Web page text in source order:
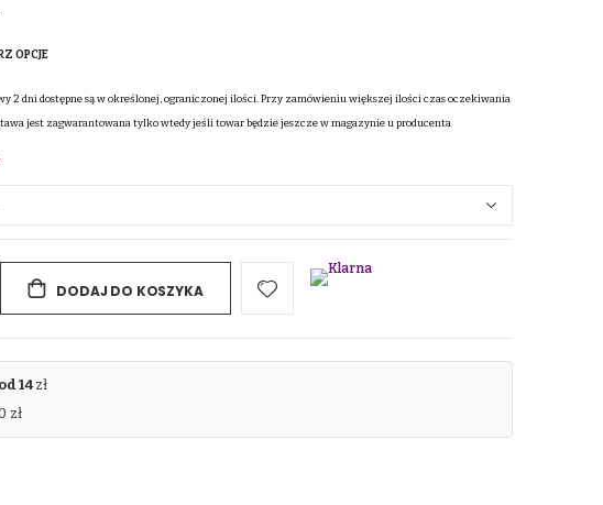
OPCJE
2 dni dostępne są w określonej, ograniczonej ilości. Przy zamówieniu większej ilości czas oczekiwania
jest zagwarantowana tylko wtedy jeśli towar będzie jeszcze w magazynie u producenta
DODAJ DO KOSZYKA
od 14zł
zł